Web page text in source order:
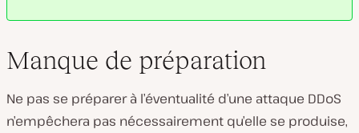
Manque de préparation
Ne pas se préparer à l’éventualité d’une attaque DDoS
n’empêchera pas nécessairement qu’elle se produise,